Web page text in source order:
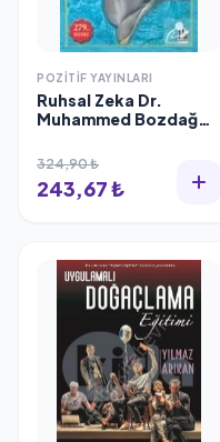
POZITIF YAYINLARI
Ruhsal Zeka Dr.
Muhammed Bozdağ
324,90 ₺
243,67 ₺